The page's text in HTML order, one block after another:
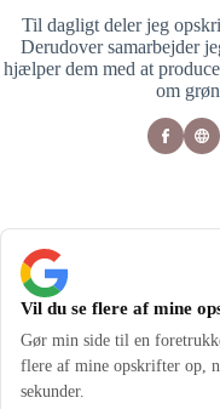
Til dagligt deler jeg
Derudover samarbejder
hjælper dem med at
om
Vil du se flere af mine
Gør min side til en
flere af mine opskrifter op,
sekunder.